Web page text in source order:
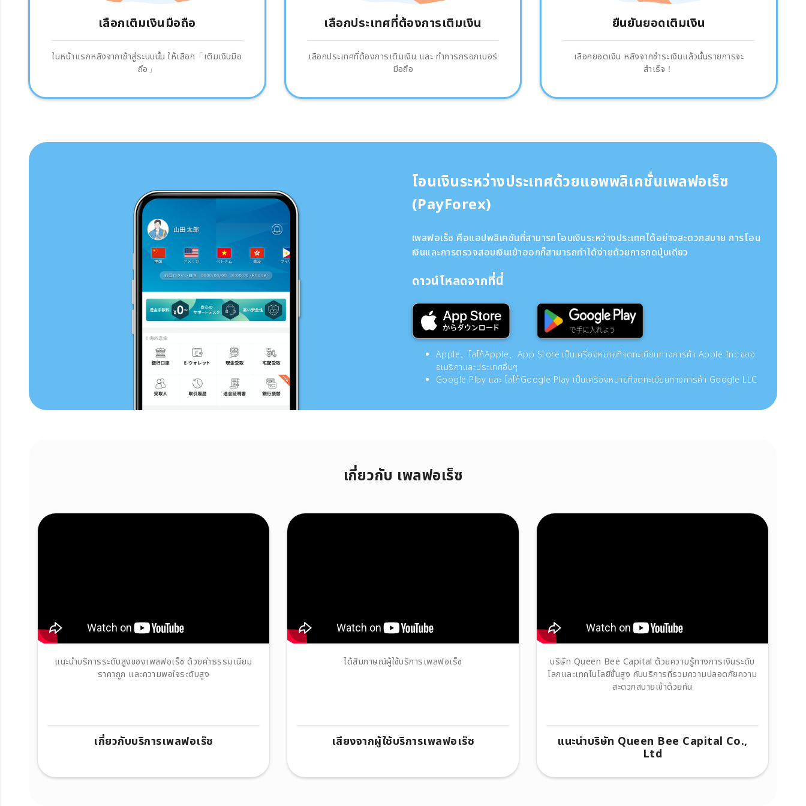
เลือกเติมเงินมือถือ
ในหน้าแรกหลังจากเข้าสู่ระบบนั้น ให้เลือก「เติมเงินมือ
ถือ」
เลือกประเทศที่ต้องการเติมเงิน
เลือกประเทศที่ต้องการเติมเงิน และ ทำการกรอกเบอร์
มือถือ
ยืนยันยอดเติมเงิน
เลือกยอดเงิน หลังจากชำระเงินแล้วนั้นรายการจะ
สำเร็จ！
โอนเงินระหว่างประเทศด้วยแอพพลิเคชั่นเพลฟอเร็ซ
(PayForex)
เพลฟอเร็ซ คือแอปพลิเคชันที่สามารถโอนเงินระหว่างประเทศได้อย่างสะดวกสบาย การโอน
เงินและการตรวจสอบเงินเข้าออกก็สามารถทำได้ง่ายด้วยการกดปุ่มเดียว
ดาวน์โหลดจากที่นี่
Apple、โลโก้Apple、App Store เป็นเครื่องหมายที่จดทะเบียนทางการค้า Apple Inc.ของ
อเมริกาและประเทศอื่นๆ
Google Play และ โลโก้Google Play เป็นเครื่องหมายที่จดทะเบียนทางการค้า Google LLC
เกี่ยวกับ เพลฟอเร็ซ
แนะนำบริการระดับสูงของเพลฟอเร็ซ ด้วยค่าธรรมเนียม
ราคาถูก และความพอใจระดับสูง
เกี่ยวกับบริการเพลฟอเร็ซ
ได้สัมภาษณ์ผู้ใช้บริการเพลฟอเร็ซ
เสียงจากผู้ใช้บริการเพลฟอเร็ซ
บริษัท Queen Bee Capital ด้วยความรู้ทางการเงินระดับ
โลกและเทคโนโลยีขั้นสูง กับบริการที่รวมความปลอดภัยความ
สะดวกสบายเข้าด้วยกัน
แนะนำบริษัท Queen Bee Capital Co.,
Ltd